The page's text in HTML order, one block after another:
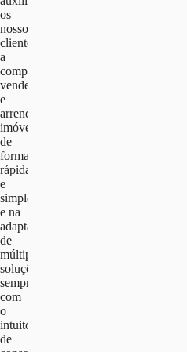
os
nossos
clientes
a
comprar,
vender
e
arrendar
imóveis
de
forma
rápida
e
simples
e na
adaptação
de
múltiplas
soluções,
sempre
com
o
intuito
de